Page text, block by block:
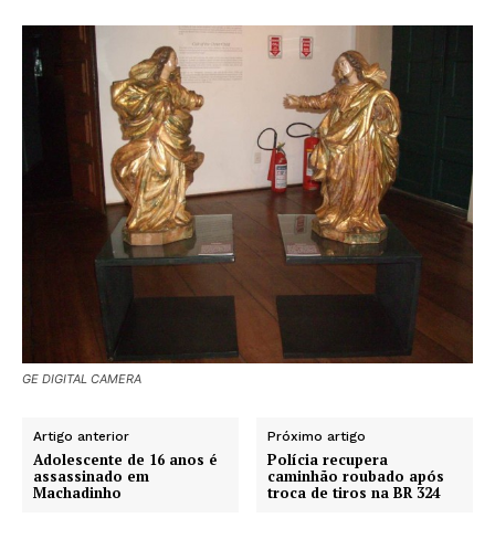
GE DIGITAL CAMERA
Artigo anterior
Adolescente de 16 anos é
assassinado em
Machadinho
Próximo artigo
Polícia recupera
caminhão roubado após
troca de tiros na BR 324